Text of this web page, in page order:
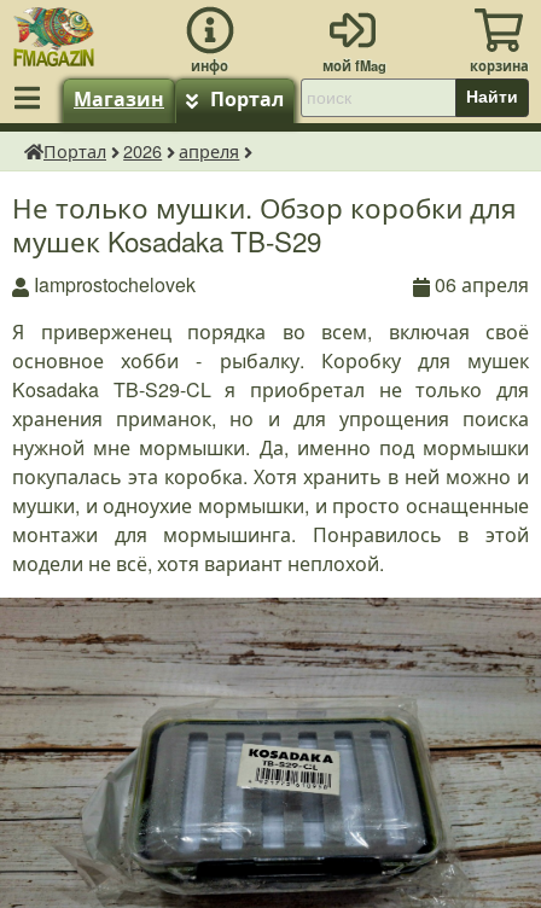
Магазин Портал Найти
fMagazin.ru
Портал 2026 апреля
Не только мушки. Обзор коробки для
мушек Kosadaka TB-S29
Iamprostochelovek
06 апреля
Я приверженец порядка во всем, включая своё
основное хобби - рыбалку. Коробку для мушек
Kosadaka TB-S29-CL я приобретал не только для
хранения приманок, но и для упрощения поиска
нужной мне мормышки. Да, именно под мормышки
покупалась эта коробка. Хотя хранить в ней можно и
мушки, и одноухие мормышки, и просто оснащенные
монтажи для мормышинга. Понравилось в этой
модели не всё, хотя вариант неплохой.